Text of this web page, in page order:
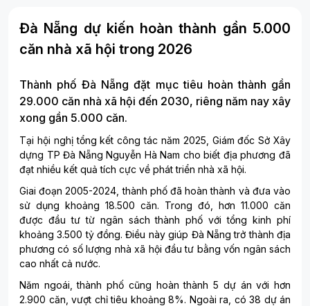
Đà Nẵng dự kiến hoàn thành gần 5.000
căn nhà xã hội trong 2026
Thành phố Đà Nẵng đặt mục tiêu hoàn thành gần
29.000 căn nhà xã hội đến 2030, riêng năm nay xây
xong gần 5.000 căn.
Tại hội nghị tổng kết công tác năm 2025, Giám đốc Sở Xây
dựng TP Đà Nẵng Nguyễn Hà Nam cho biết địa phương đã
đạt nhiều kết quả tích cực về phát triển nhà xã hội.
Giai đoạn 2005-2024, thành phố đã hoàn thành và đưa vào
sử dụng khoảng 18.500 căn. Trong đó, hơn 11.000 căn
được đầu tư từ ngân sách thành phố với tổng kinh phí
khoảng 3.500 tỷ đồng. Điều này giúp Đà Nẵng trở thành địa
phương có số lượng nhà xã hội đầu tư bằng vốn ngân sách
cao nhất cả nước.
Năm ngoái, thành phố cũng hoàn thành 5 dự án với hơn
2.900 căn, vượt chỉ tiêu khoảng 8%. Ngoài ra, có 38 dự án